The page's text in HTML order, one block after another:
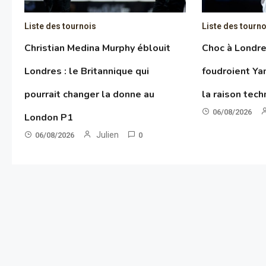
Liste des tournois
Christian Medina Murphy éblouit
Londres : le Britannique qui
pourrait changer la donne au
London P1
06/08/2026 Julien 0
Liste des
Choc à
foudroient
la raison
06/08/2026